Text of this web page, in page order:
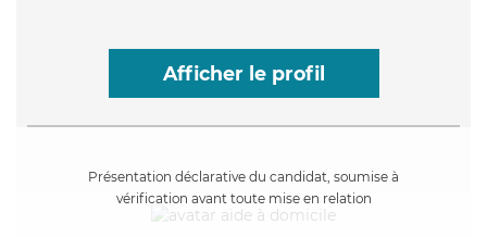
Afficher le profil
Présentation déclarative du candidat, soumise à
vérification avant toute mise en relation